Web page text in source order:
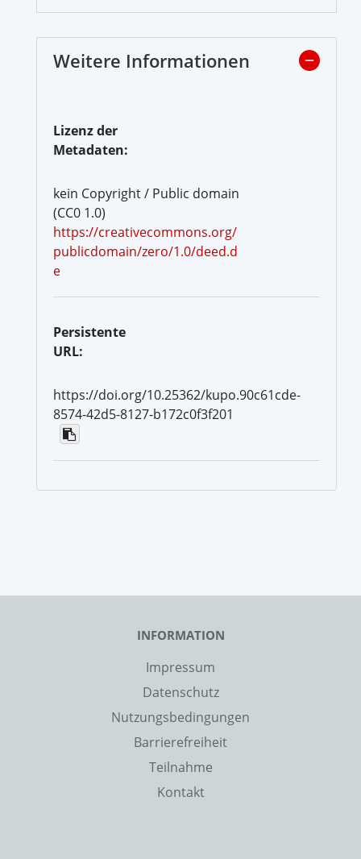
Weitere Informationen
Lizenz der
Metadaten:
kein Copyright / Public domain
(CC0 1.0)
https://creativecommons.org/
publicdomain/zero/1.0/deed.d
e
Persistente
URL:
https://doi.org/10.25362/kupo.90c61cde-
8574-42d5-8127-b172c0f3f201
INFORMATION
Impressum
Datenschutz
Nutzungsbedingungen
Barrierefreiheit
Teilnahme
Kontakt